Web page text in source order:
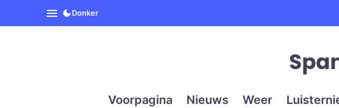
SpanjeVandaag is de eerste en
Donker
Voorpagina Nieuws Weer